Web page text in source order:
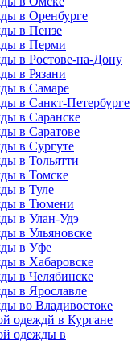
в Оренбурге
в Пензе
в Перми
в Ростове-на-Дону
в Рязани
в Самаре
в Санкт-Петербурге
в Саранске
в Саратове
в Сургуте
в Тольятти
в Томске
в Туле
в Тюмени
в Улан-Удэ
в Ульяновске
в Уфе
в Хабаровске
в Челябинске
в Ярославле
во Владивостоке
одеждй в Кургане
одежды в